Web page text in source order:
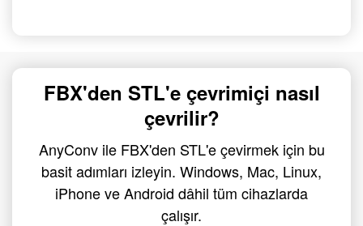
FBX'den STL'e çevrimiçi nasıl
çevrilir?
AnyConv ile FBX'den STL'e çevirmek için bu
basit adımları izleyin. Windows, Mac, Linux,
iPhone ve Android dâhil tüm cihazlarda
çalışır.